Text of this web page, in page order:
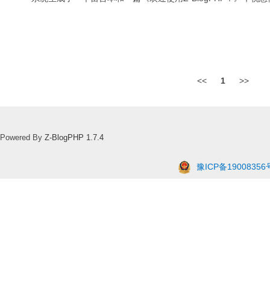
<< 1 >>
Powered By Z-BlogPHP 1.7.4
豫ICP备19008356